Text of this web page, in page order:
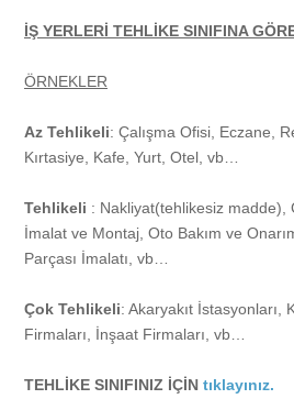
Kalite Politikamız
Çevre İzin ve Lisans İşlemleri
YEŞİL LİMAN (Green Port) Belgesi
YEŞİL YILDIZ (Green Star Hotel)
İşyeri Açma ve Çalıştırma (GSM)
İftar Programı 2017
Eğitimlerimiz
Yasal Mevzuat
Çevre Kanunu
Maden Kanunu
Deniz Çevresinin Petrol ve Diğer
Acil Durumlarda Müdahale ve Zararların
Kanun
İŞ GÜVENLİĞİ
İş Güvenliği
ADR DANIŞMANLIĞI TMGD
Limanlar Kanunu
İletişim
İŞ YERLERİ TEHLİKE SINIFINA
ÖRNEKLER
Az Tehlikeli: Çalışma Ofisi, Eczane,
Kırtasiye, Kafe, Yurt, Otel, vb…
Tehlikeli : Nakliyat(tehlikesiz madde),
İmalat ve Montaj, Oto Bakım ve
Parçası İmalatı, vb…
Çok Tehlikeli: Akaryakıt İstasyonları,
Firmaları, İnşaat Firmaları, vb…
TEHLİKE SINIFINIZ İÇİN tıklayınız.